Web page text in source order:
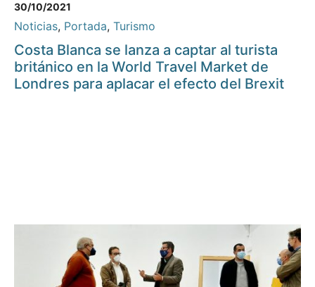
30/10/2021
Noticias, Portada, Turismo
Costa Blanca se lanza a captar al turista
británico en la World Travel Market de
Londres para aplacar el efecto del Brexit